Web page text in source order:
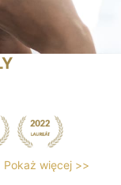
Pokaż więcej >>